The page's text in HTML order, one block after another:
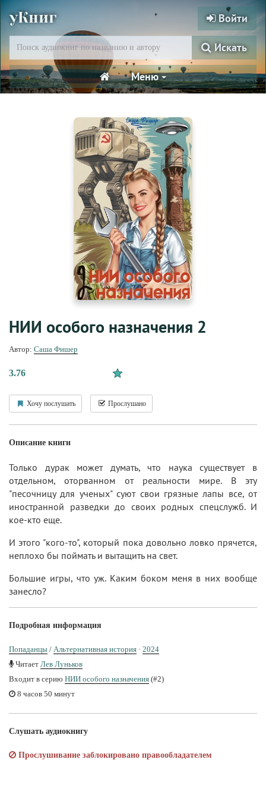
уКниг Войти
Искать
Меню
НИИ особого назначения 2
Автор: Саша Фишер
3.76
Хочу послушать Прослушано
Описание книги
Только дурак может думать, что наука существует в
отдельном, оторванном от реальности мире. В эту
"песочницу для ученых" суют свои грязные лапы все, от
иностранной разведки до своих родных спецслужб. И
кое-кто еще.
И этого "кого-то", который пока довольно ловко прячется,
неплохо бы поймать и вытащить на свет.
Большие игры, что уж. Каким боком меня в них вообще
занесло?
Подробная информация
Попаданцы / Альтернативная история · 2024
Читает Лев Луньков
Входит в серию НИИ особого назначения (#2)
8 часов 50 минут
Слушать аудиокнигу
Прослушивание заблокировано правообладателем